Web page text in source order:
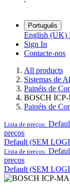
Português
English (UK)
Sign In
Contacte-nos
All products
Sistemas de
Painéis de
BOSCH ICP-
Painéis de
Lista de preços:
preços
Default (SEM
Lista de preços:
preços
Default (SEM